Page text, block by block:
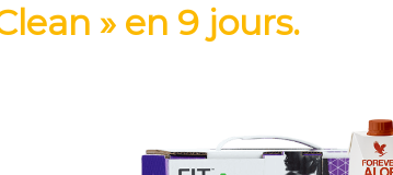
» en 9 jours.